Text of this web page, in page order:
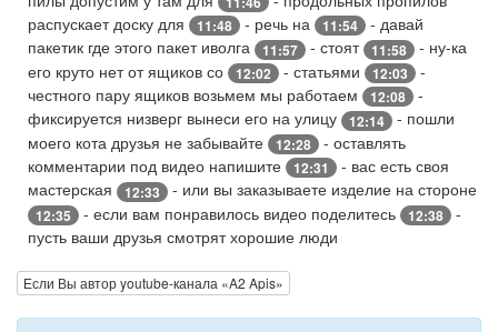
распускает доску для
11:48 - речь на 11:54
- давай
пакетик где этого пакет иволга
11:57 - стоят 11:58
- ну-ка
его круто нет от ящиков со
12:02 - статьями 12:03
-
честного пару ящиков возьмем мы работаем
12:08
-
фиксируется низверг вынеси его на улицу
12:14
- пошли
моего кота друзья не забывайте
12:28
- оставлять
комментарии под видео напишите
12:31
- вас есть своя
мастерская
12:33 - или вы заказываете изделие на стороне
12:35 - если вам понравилось видео поделитесь 12:38
-
пусть ваши друзья смотрят хорошие люди
Если Вы автор youtube-канала «A2 Apis»